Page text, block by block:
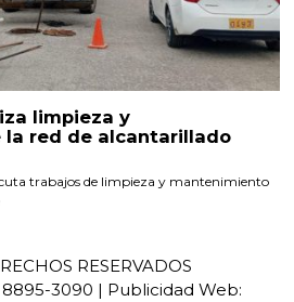
limpieza y
red de alcantarillado
trabajos de limpieza y mantenimiento
RESERVADOS
3090 | Publicidad Web: